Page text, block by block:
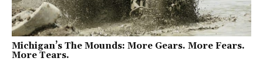
Michigan’s The Mounds: More Gears. More Fears.
More Tears.